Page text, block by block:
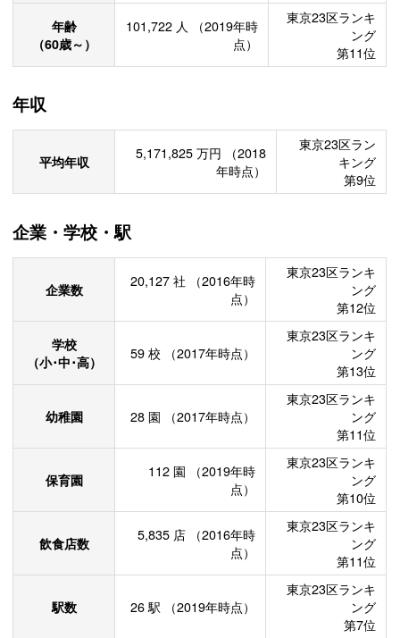
年齢
（60歳～）
101,722 人
（2019年時
点）
東京23区ランキ
ング
第11位
年収
平均年収 5,171,825 万円
（2018
年時点）
東京23区ラン
キング
第9位
企業・学校・駅
企業数 20,127 社
（2016年時
点）
東京23区ランキ
ング
第12位
学校
（小･中･高）
59 校 （2017年時点）
東京23区ランキ
ング
第13位
幼稚園 28 園 （2017年時点）
東京23区ランキ
ング
第11位
保育園 112 園
（2019年時
点）
東京23区ランキ
ング
第10位
飲食店数 5,835 店
（2016年時
点）
東京23区ランキ
ング
第11位
駅数 26駅 （2019年時点）
東京23区ランキ
ング
第7位